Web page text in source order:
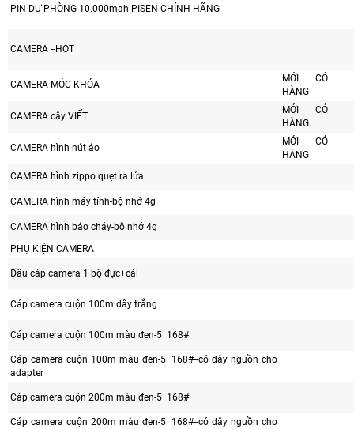
PIN DỰ PHÒNG 10.000mah-PISEN-CHÍNH HÃNG
CAMERA --HOT
CAMERA MÓC KHÓA
MỚI CÓ
HÀNG
CAMERA cây VIẾT
MỚI CÓ
HÀNG
CAMERA hình nút áo
MỚI CÓ
HÀNG
CAMERA hình zippo quẹt ra lửa
CAMERA hình máy tính-bộ nhớ 4g
CAMERA hình báo cháy-bộ nhớ 4g
PHỤ KIỆN CAMERA
Đầu cáp camera 1 bộ đực+cái
Cáp camera cuộn 100m dây trắng
Cáp camera cuộn 100m màu đen-5 168#
Cáp camera cuộn 100m màu đen-5 168#--có dây nguồn cho
adapter
Cáp camera cuộn 200m màu đen-5 168#
Cáp camera cuộn 200m màu đen-5 168#--có dây nguồn cho